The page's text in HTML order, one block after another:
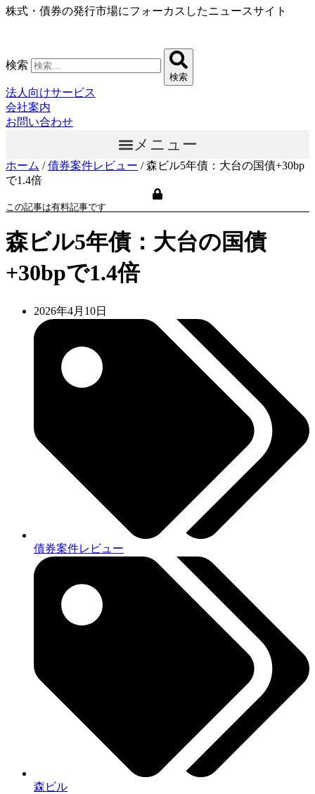
コ
ツ
に
ス
キ
ッ
株式・債券の発行市場にフォーカスしたニュースサイト
検索
検索
法人向けサービス
会社案内
お問い合わせ
メニュー
ホーム /債券案件レビュー /森ビル5年債：大台の国債+30bp
で1.4倍
この記事は有料記事です
森ビル5年債：大台の国債
+30bpで1.4倍
2026年4月10日
債券案件レビュー
森ビル